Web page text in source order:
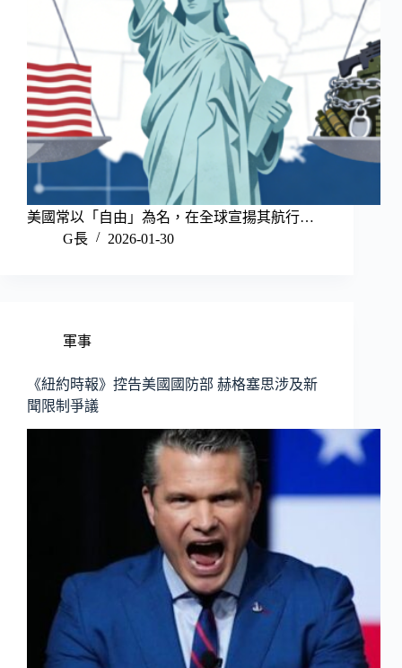
美國常以「自由」為名，在全球宣揚其航行…
G長
2026-01-30
軍事
《紐約時報》控告美國國防部 赫格塞思涉及新
聞限制爭議